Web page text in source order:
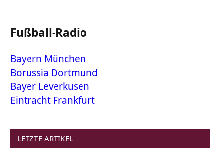
Fußball-Radio
Bayern München
Borussia Dortmund
Bayer Leverkusen
Eintracht Frankfurt
LETZTE ARTIKEL